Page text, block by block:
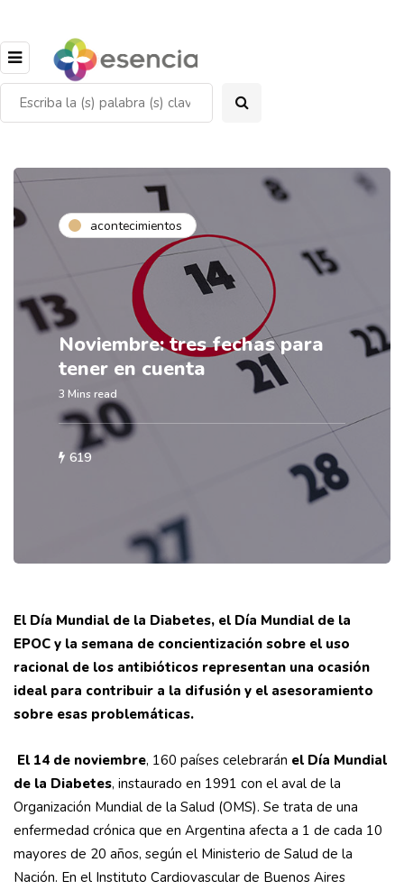
acontecimientos
Noviembre: tres fechas para
tener en cuenta
3 Mins read
619
El Día Mundial de la Diabetes, el Día Mundial de la
EPOC y la semana de concientización sobre el uso
racional de los antibióticos representan una ocasión
ideal para contribuir a la difusión y el asesoramiento
sobre esas problemáticas.
El 14 de noviembre, 160 países celebrarán el Día Mundial
de la Diabetes, instaurado en 1991 con el aval de la
Organización Mundial de la Salud (OMS). Se trata de una
enfermedad crónica que en Argentina afecta a 1 de cada 10
mayores de 20 años, según el Ministerio de Salud de la
Nación. En el Instituto Cardiovascular de Buenos Aires